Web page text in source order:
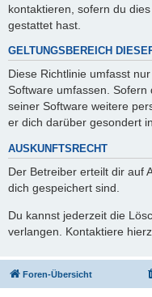
kontaktieren, sofern du
gestattet hast.
GELTUNGSBEREICH
Diese Richtlinie umfasst
Software umfassen.
seiner Software weitere
er dich darüber gesondert
AUSKUNFTSRECHT
Der Betreiber erteilt dir auf
dich gespeichert sind.
Du kannst jederzeit die
verlangen. Kontaktiere
Foren-Übersicht